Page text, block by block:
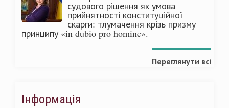
судового рішення як умова
прийнятності конституційної
скарги: тлумачення крізь призму
принципу «in dubio pro homine».
Переглянути всі
Інформація